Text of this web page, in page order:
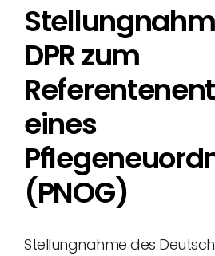
DPR zum
eines
(PNOG)
Stellungnahme des